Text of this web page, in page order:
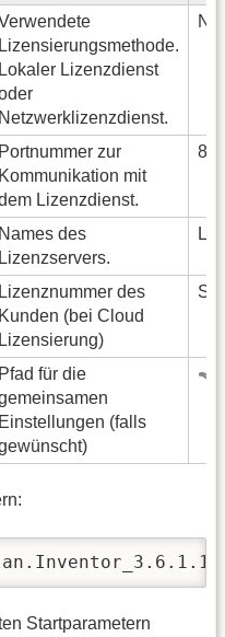
Lizensierungsmethode.
Lokaler Lizenzdienst
Netzwerklizenzdienst.
Portnummer zur
Kommunikation mit
Lizenzdienst.
Names des
Lizenzservers.
Lizenznummer des
Kunden (bei Cloud
Lizensierung)
Pfad für die
Einstellungen (falls
Startparametern